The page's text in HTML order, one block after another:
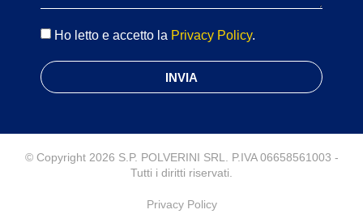
Ho letto e accetto la Privacy Policy.
INVIA
© Copyright 2026 S.P. POLVERINI SRL. P.IVA 06658561003 -
Tutti i diritti riservati.
Privacy Policy